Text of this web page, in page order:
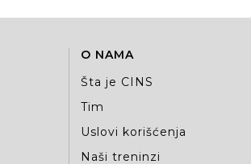
O NAMA
Šta je CINS
Tim
Uslovi korišćenja
Naši treninzi